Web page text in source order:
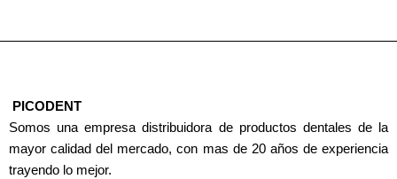
PICODENT
Somos una empresa distribuidora de productos dentales de la
mayor calidad del mercado, con mas de 20 años de experiencia
trayendo lo mejor.